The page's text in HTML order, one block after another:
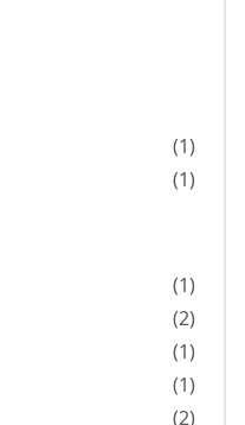
(1)
(1)
(1)
(2)
(1)
(1)
(2)